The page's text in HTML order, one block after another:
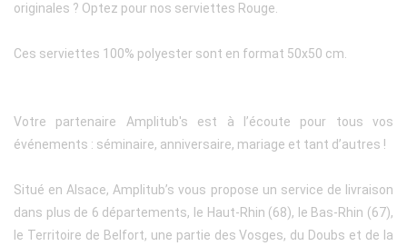
originales ? Optez pour nos serviettes Rouge.
Ces serviettes 100% polyester sont en format 50x50 cm.
Votre partenaire Amplitub's est à l’écoute pour tous vos
événements : séminaire, anniversaire, mariage et tant d’autres !
Situé en Alsace, Amplitub’s vous propose un service de livraison
dans plus de 6 départements, le Haut-Rhin (68), le Bas-Rhin (67),
le Territoire de Belfort, une partie des Vosges, du Doubs et de la